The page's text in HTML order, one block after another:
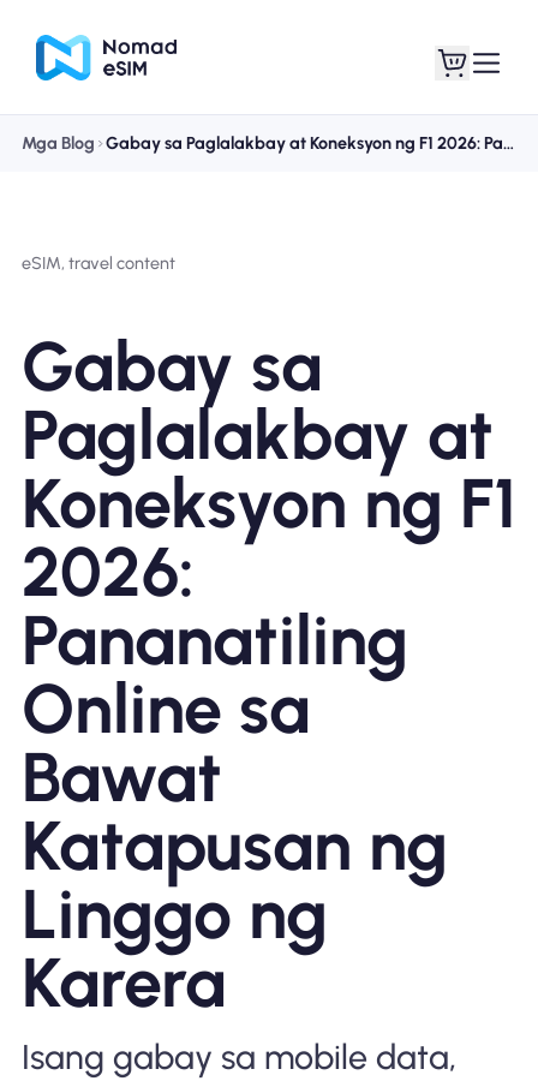
Mga Plano sa Tindahan
Tungkol sa eSIM
Bakit Nomad ESIM
Gamit ang isang ESIM
Para sa Negosyo
Mga Blog Gabay sa Paglalakbay at Koneksyon ng F1 2026: Pananatiling Online sa Bawat Katapusan ng Linggo ng Karera
eSIM, travel content
Gabay sa
Paglalakbay at
Koneksyon ng F1
2026:
Pananatiling
Online sa
Bawat
Katapusan ng
Linggo ng
Karera
Isang gabay sa mobile data,